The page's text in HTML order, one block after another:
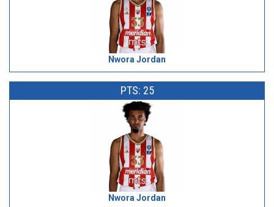
Nwora Jordan
PTS: 25
Nwora Jordan